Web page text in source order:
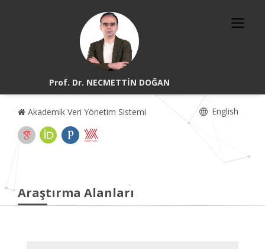
Prof. Dr. NECMETTİN DOĞAN
Akademik Veri Yönetim Sistemi English
Araştırma Alanları